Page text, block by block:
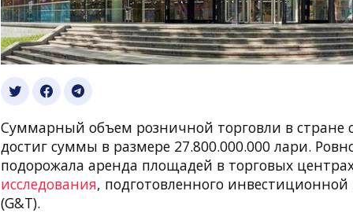
Суммарный объем розничной торговли в стране
достиг суммы в размере 27.800.000.000 лари.
подорожала аренда площадей в торговых
исследования, подготовленного
(G&T).